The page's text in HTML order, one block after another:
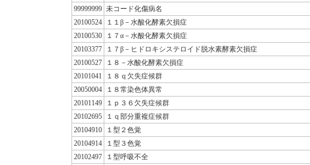
99999999 未コード化傷病名
20100524
１１β－水酸化酵素欠損症
20100530
１７α－水酸化酵素欠損症
20103377
１７β－ヒドロキシステロイド脱水素酵素欠損症
20100527
１８－水酸化酵素欠損症
20101041
１８ｑ欠失症候群
20050004
１８常染色体異常
20101149
１ｐ３６欠失症候群
20102695
１ｑ部分重複症候群
20104910
１型２色覚
20104914
１型３色覚
20102497
１型呼吸不全